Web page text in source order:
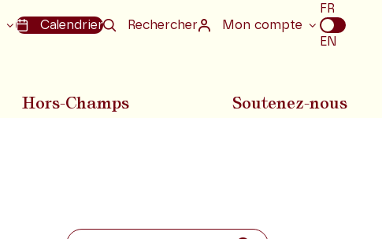
Calendrier Rechercher Mon compte
Choix
de
la
FR
EN
Hors-Champs Soutenez-nous